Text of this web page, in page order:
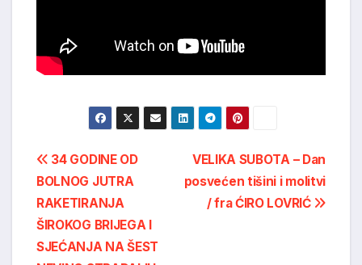
Post
navigation
VELIKA SUBOTA – Dan
posvećen tišini i molitvi
/ fra ĆIRO LOVRIĆ
34 GODINE OD
BOLNOG JUTRA
RAKETIRANJA
ŠIROKOG BRIJEGA I
SJEĆANJA NA ŠEST